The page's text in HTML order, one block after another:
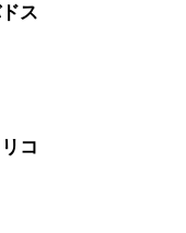
ス
コ